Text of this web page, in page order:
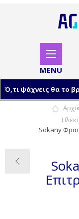
Sokany